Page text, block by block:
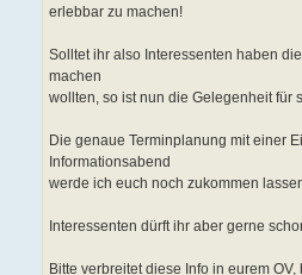
erlebbar zu machen!
Solltet ihr also Interessenten haben
machen
wollten, so ist nun die Gelegenheit für
Die genaue Terminplanung mit einer
Informationsabend
werde ich euch noch zukommen
Interessenten dürft ihr aber gerne
Bitte verbreitet diese Info in eurem